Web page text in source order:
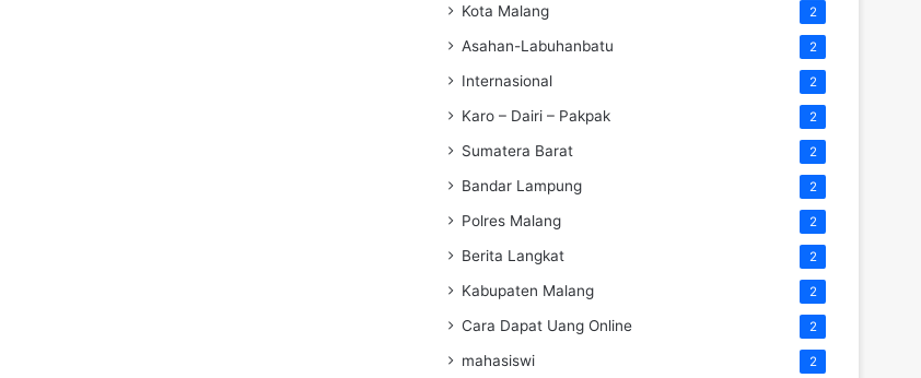
Kota Malang 2
Asahan-Labuhanbatu 2
Internasional 2
Karo – Dairi – Pakpak 2
Sumatera Barat 2
Bandar Lampung 2
Polres Malang 2
Berita Langkat 2
Kabupaten Malang 2
Cara Dapat Uang Online 2
mahasiswi 2